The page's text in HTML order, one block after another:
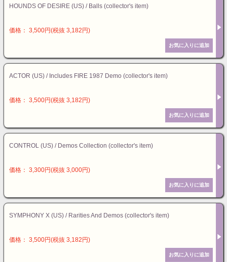
HOUNDS OF DESIRE (US) / Balls (collector's item)
価格： 3,500円(税抜 3,182円)
ACTOR (US) / Includes FIRE 1987 Demo (collector's item)
価格： 3,500円(税抜 3,182円)
CONTROL (US) / Demos Collection (collector's item)
価格： 3,300円(税抜 3,000円)
SYMPHONY X (US) / Rarities And Demos (collector's item)
価格： 3,500円(税抜 3,182円)